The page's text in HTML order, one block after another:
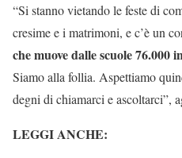
“Si stanno vietando le feste di
cresime e i matrimoni, e c’è un
che muove dalle scuole 76.000
Siamo alla follia. Aspettiamo
degni di chiamarci e ascoltarci”,
LEGGI ANCHE: